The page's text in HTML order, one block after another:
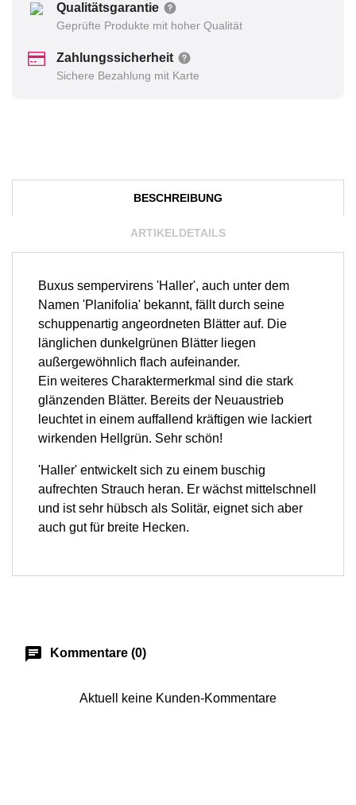
Qualitätsgarantie
Geprüfte Produkte mit hoher Qualität
Zahlungssicherheit
Sichere Bezahlung mit Karte
BESCHREIBUNG
ARTIKELDETAILS
Buxus sempervirens 'Haller', auch unter dem
Namen 'Planifolia' bekannt, fällt durch seine
schuppenartig angeordneten Blätter auf. Die
länglichen dunkelgrünen Blätter liegen
außergewöhnlich flach aufeinander.
Ein weiteres Charaktermerkmal sind die stark
glänzenden Blätter. Bereits der Neuaustrieb
leuchtet in einem auffallend kräftigen wie lackiert
wirkenden Hellgrün. Sehr schön!
'Haller' entwickelt sich zu einem buschig
aufrechten Strauch heran. Er wächst mittelschnell
und ist sehr hübsch als Solitär, eignet sich aber
auch gut für breite Hecken.
chat Kommentare (0)
Aktuell keine Kunden-Kommentare